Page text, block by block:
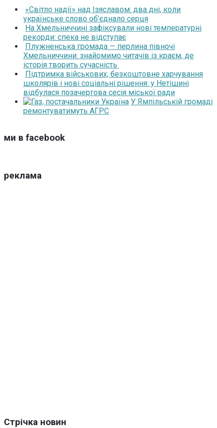
«Світло надії» над Ізяславом: два дні, коли
українське слово об’єднало серця
На Хмельниччині зафіксували нові температурні
рекорди: спека не відступає
Плужненська громада — перлина півночі
Хмельниччини: знайомимо читачів із краєм, де
історія творить сучасність
Підтримка військових, безкоштовне харчування
школярів і нові соціальні рішення: у Нетішині
відбулася позачергова сесія міської ради
У Ямпільській громаді
ремонтуватимуть АГРС
ми в facebook
реклама
Стрічка новин